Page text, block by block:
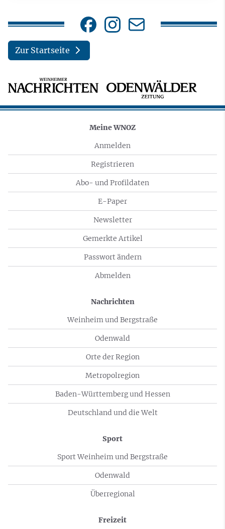
Zur Startseite
Meine WNOZ
Anmelden
Registrieren
Abo- und Profildaten
E-Paper
Newsletter
Gemerkte Artikel
Passwort ändern
Abmelden
Nachrichten
Weinheim und Bergstraße
Odenwald
Orte der Region
Metropolregion
Baden-Württemberg und Hessen
Deutschland und die Welt
Sport
Sport Weinheim und Bergstraße
Odenwald
Überregional
Freizeit